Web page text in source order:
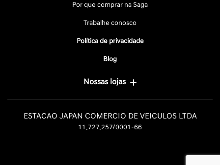
Por que comprar na Saga
Trabalhe conosco
Política de privacidade
Blog
Nossas lojas
ESTACAO JAPAN COMERCIO DE VEICULOS LTDA
11.727.257/0001-66